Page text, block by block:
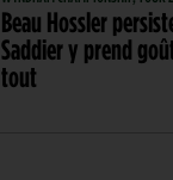
Beau Hossler
Saddier y prend
tout